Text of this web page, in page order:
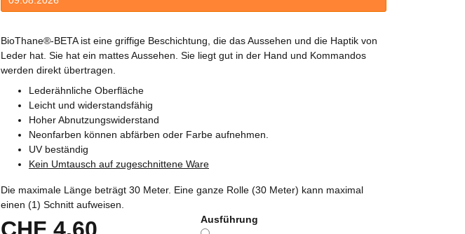
BioThane®-BETA ist eine griffige Beschichtung, die das Aussehen und die Haptik von
Leder hat. Sie hat ein mattes Aussehen. Sie liegt gut in der Hand und Kommandos
werden direkt übertragen.
Lederähnliche Oberfläche
Leicht und widerstandsfähig
Hoher Abnutzungswiderstand
Neonfarben können abfärben oder Farbe aufnehmen.
UV beständig
Kein Umtausch auf zugeschnittene Ware
Die maximale Länge beträgt 30 Meter. Eine ganze Rolle (30 Meter) kann maximal
einen (1) Schnitt aufweisen.
Ausführung